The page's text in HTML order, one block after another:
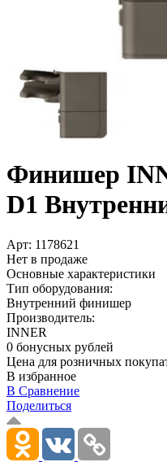
Финишер
D1
Арт: 1178621
Нет в продаже
Основные характеристики
Тип оборудования:
Внутренний финишер
Производитель:
INNER
0 бонусных рублей
Цена для розничных
В избранное
В Сравнение
Поделиться